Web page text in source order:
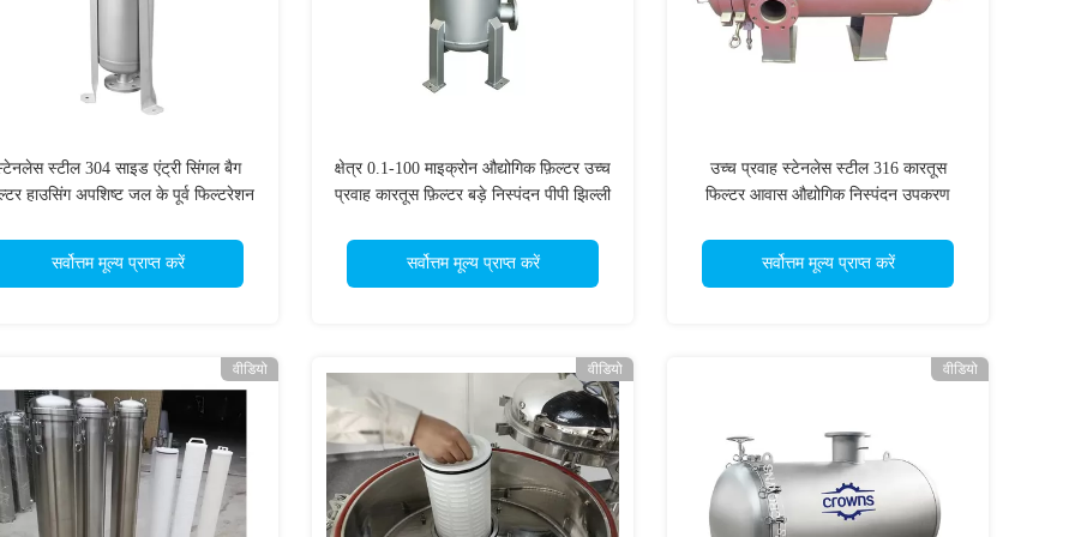
स्टील 304 साइड एंट्री सिंगल बैग
हाउसिंग अपशिष्ट जल के पूर्व फिल्टरेशन
सर्वोत्तम मूल्य प्राप्त करें
क्षेत्र 0.1-100 माइक्रोन औद्योगिक फ़िल्टर उच्च
प्रवाह कारतूस फ़िल्टर बड़े निस्पंदन पीपी झिल्ली
सर्वोत्तम मूल्य प्राप्त करें
उच्च प्रवाह स्टेनलेस स्टील 316 कारतूस
फिल्टर आवास औद्योगिक निस्पंदन उपकरण
सर्वोत्तम मूल्य प्राप्त करें
वीडियो वीडियो वीडियो